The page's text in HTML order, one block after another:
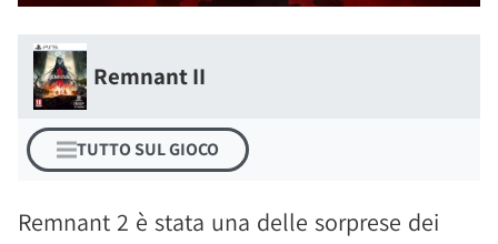
Remnant II
TUTTO SUL GIOCO
Remnant 2 è stata una delle sorprese dei